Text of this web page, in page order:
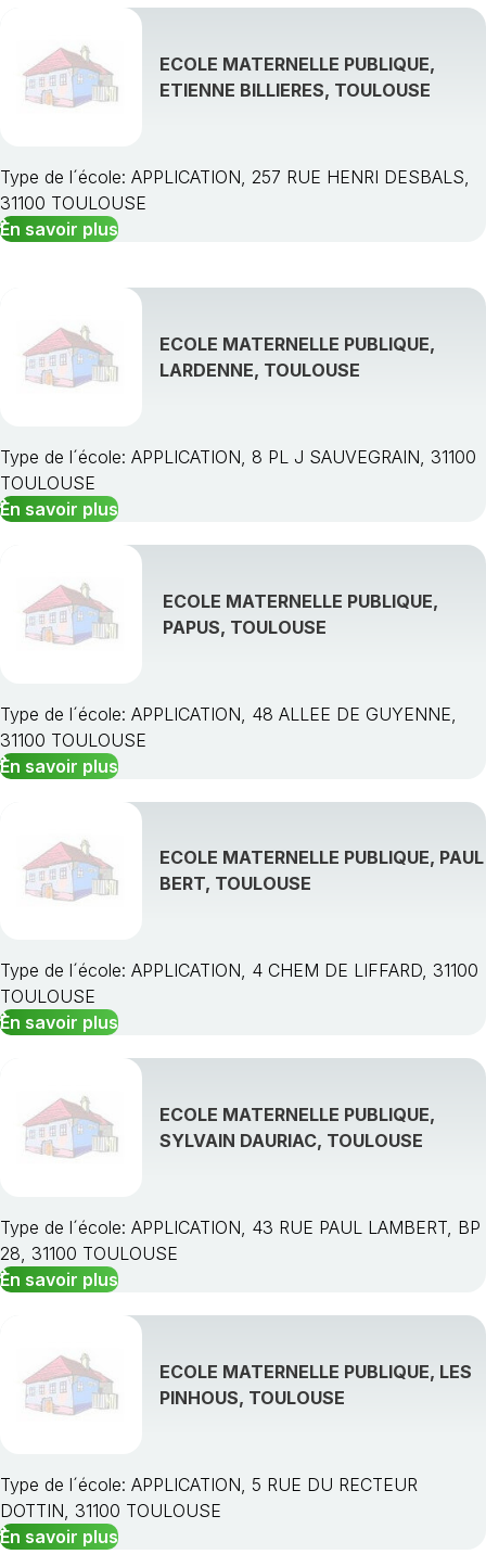
ECOLE MATERNELLE PUBLIQUE,
ETIENNE BILLIERES, TOULOUSE
Type de l´école: APPLICATION, 257 RUE HENRI DESBALS,
31100 TOULOUSE
En savoir plus
ECOLE MATERNELLE PUBLIQUE,
LARDENNE, TOULOUSE
Type de l´école: APPLICATION, 8 PL J SAUVEGRAIN, 31100
TOULOUSE
En savoir plus
ECOLE MATERNELLE PUBLIQUE,
PAPUS, TOULOUSE
Type de l´école: APPLICATION, 48 ALLEE DE GUYENNE,
31100 TOULOUSE
En savoir plus
ECOLE MATERNELLE PUBLIQUE, PAUL
BERT, TOULOUSE
Type de l´école: APPLICATION, 4 CHEM DE LIFFARD, 31100
TOULOUSE
En savoir plus
ECOLE MATERNELLE PUBLIQUE,
SYLVAIN DAURIAC, TOULOUSE
Type de l´école: APPLICATION, 43 RUE PAUL LAMBERT, BP
28, 31100 TOULOUSE
En savoir plus
ECOLE MATERNELLE PUBLIQUE, LES
PINHOUS, TOULOUSE
Type de l´école: APPLICATION, 5 RUE DU RECTEUR
DOTTIN, 31100 TOULOUSE
En savoir plus